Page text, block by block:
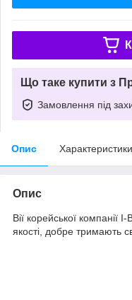
Що таке купити з
Замовлення під
Опис Характеристики
Опис
Вії корейської компанії
якості, добре тримають